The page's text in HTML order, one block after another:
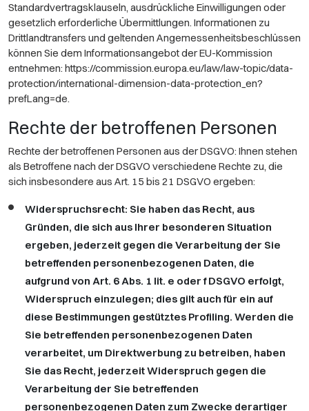
Standardvertragsklauseln, ausdrückliche Einwilligungen oder
gesetzlich erforderliche Übermittlungen. Informationen zu
Drittlandtransfers und geltenden Angemessenheitsbeschlüssen
können Sie dem Informationsangebot der EU-Kommission
entnehmen: https://commission.europa.eu/law/law-topic/data-
protection/international-dimension-data-protection_en?
prefLang=de.
Rechte der betroffenen Personen
Rechte der betroffenen Personen aus der DSGVO: Ihnen stehen
als Betroffene nach der DSGVO verschiedene Rechte zu, die
sich insbesondere aus Art. 15 bis 21 DSGVO ergeben:
Widerspruchsrecht: Sie haben das Recht, aus
Gründen, die sich aus Ihrer besonderen Situation
ergeben, jederzeit gegen die Verarbeitung der Sie
betreffenden personenbezogenen Daten, die
aufgrund von Art. 6 Abs. 1 lit. e oder f DSGVO erfolgt,
Widerspruch einzulegen; dies gilt auch für ein auf
diese Bestimmungen gestütztes Profiling. Werden die
Sie betreffenden personenbezogenen Daten
verarbeitet, um Direktwerbung zu betreiben, haben
Sie das Recht, jederzeit Widerspruch gegen die
Verarbeitung der Sie betreffenden
personenbezogenen Daten zum Zwecke derartiger